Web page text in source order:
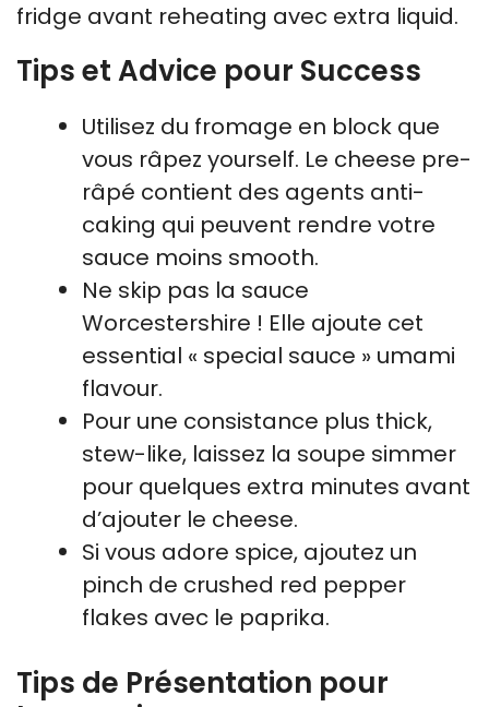
fridge avant reheating avec extra liquid.
Tips et Advice pour Success
Utilisez du fromage en block que
vous râpez yourself. Le cheese pre-
râpé contient des agents anti-
caking qui peuvent rendre votre
sauce moins smooth.
Ne skip pas la sauce
Worcestershire ! Elle ajoute cet
essential « special sauce » umami
flavour.
Pour une consistance plus thick,
stew-like, laissez la soupe simmer
pour quelques extra minutes avant
d’ajouter le cheese.
Si vous adore spice, ajoutez un
pinch de crushed red pepper
flakes avec le paprika.
Tips de Présentation pour